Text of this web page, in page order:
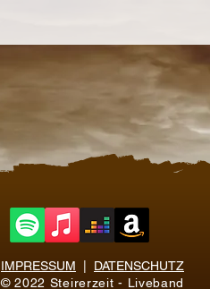
IMPRESSUM
DATENSCHUTZ
© 2022 Steirerzeit - Liveband